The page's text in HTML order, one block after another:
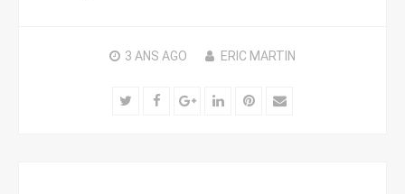
3 ANS AGO ERIC MARTIN
TwitterFacebookGoogle+
LinkedInPinterest
Email